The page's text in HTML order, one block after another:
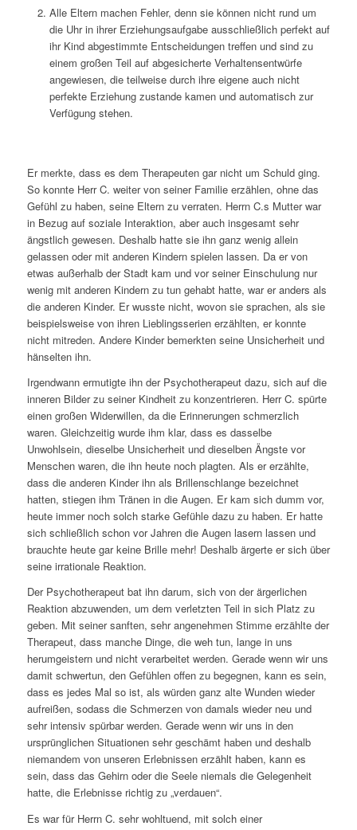
Alle Eltern machen Fehler, denn sie können nicht rund um
die Uhr in ihrer Erziehungsaufgabe ausschließlich perfekt auf
ihr Kind abgestimmte Entscheidungen treffen und sind zu
einem großen Teil auf abgesicherte Verhaltensentwürfe
angewiesen, die teilweise durch ihre eigene auch nicht
perfekte Erziehung zustande kamen und automatisch zur
Verfügung stehen.
Er merkte, dass es dem Therapeuten gar nicht um Schuld ging.
So konnte Herr C. weiter von seiner Familie erzählen, ohne das
Gefühl zu haben, seine Eltern zu verraten. Herrn C.s Mutter war
in Bezug auf soziale Interaktion, aber auch insgesamt sehr
ängstlich gewesen. Deshalb hatte sie ihn ganz wenig allein
gelassen oder mit anderen Kindern spielen lassen. Da er von
etwas außerhalb der Stadt kam und vor seiner Einschulung nur
wenig mit anderen Kindern zu tun gehabt hatte, war er anders als
die anderen Kinder. Er wusste nicht, wovon sie sprachen, als sie
beispielsweise von ihren Lieblingsserien erzählten, er konnte
nicht mitreden. Andere Kinder bemerkten seine Unsicherheit und
hänselten ihn.
Irgendwann ermutigte ihn der Psychotherapeut dazu, sich auf die
inneren Bilder zu seiner Kindheit zu konzentrieren. Herr C. spürte
einen großen Widerwillen, da die Erinnerungen schmerzlich
waren. Gleichzeitig wurde ihm klar, dass es dasselbe
Unwohlsein, dieselbe Unsicherheit und dieselben Ängste vor
Menschen waren, die ihn heute noch plagten. Als er erzählte,
dass die anderen Kinder ihn als Brillenschlange bezeichnet
hatten, stiegen ihm Tränen in die Augen. Er kam sich dumm vor,
heute immer noch solch starke Gefühle dazu zu haben. Er hatte
sich schließlich schon vor Jahren die Augen lasern lassen und
brauchte heute gar keine Brille mehr! Deshalb ärgerte er sich über
seine irrationale Reaktion.
Der Psychotherapeut bat ihn darum, sich von der ärgerlichen
Reaktion abzuwenden, um dem verletzten Teil in sich Platz zu
geben. Mit seiner sanften, sehr angenehmen Stimme erzählte der
Therapeut, dass manche Dinge, die weh tun, lange in uns
herumgeistern und nicht verarbeitet werden. Gerade wenn wir uns
damit schwertun, den Gefühlen offen zu begegnen, kann es sein,
dass es jedes Mal so ist, als würden ganz alte Wunden wieder
aufreißen, sodass die Schmerzen von damals wieder neu und
sehr intensiv spürbar werden. Gerade wenn wir uns in den
ursprünglichen Situationen sehr geschämt haben und deshalb
niemandem von unseren Erlebnissen erzählt haben, kann es
sein, dass das Gehirn oder die Seele niemals die Gelegenheit
hatte, die Erlebnisse richtig zu „verdauen“.
Es war für Herrn C. sehr wohltuend, mit solch einer